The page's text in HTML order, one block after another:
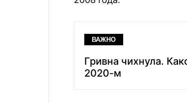
ВАЖНО
Гривна чихнула.
2020-м